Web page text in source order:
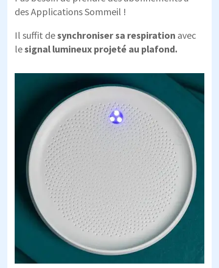
des Applications Sommeil !
Il suffit desynchroniser sa respiration avec
lesignal lumineux projeté au plafond.